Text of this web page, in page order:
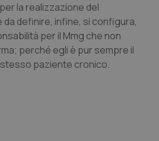
& Rettocolite Ulcerosa
la realizzazione del
da definire, infine, si configura,
per il Mmg che non
perché egli è pur sempre il
paziente cronico.